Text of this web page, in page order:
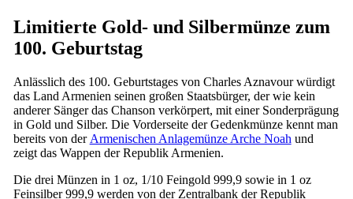
Limitierte Gold- und Silbermünze zum
100. Geburtstag
Anlässlich des 100. Geburtstages von Charles Aznavour würdigt
das Land Armenien seinen großen Staatsbürger, der wie kein
anderer Sänger das Chanson verkörpert, mit einer Sonderprägung
in Gold und Silber. Die Vorderseite der Gedenkmünze kennt man
bereits von der Armenischen Anlagemünze Arche Noah und
zeigt das Wappen der Republik Armenien.
Die drei Münzen in 1 oz, 1/10 Feingold 999,9 sowie in 1 oz
Feinsilber 999,9 werden von der Zentralbank der Republik